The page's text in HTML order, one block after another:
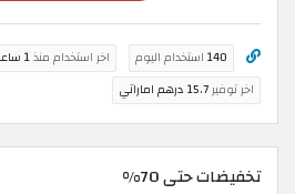
140 استخدام اليوم اخر استخدام منذ1 ساعة
اخر توفير15.7 درهم اماراتي
تخفيضات حتى 70%